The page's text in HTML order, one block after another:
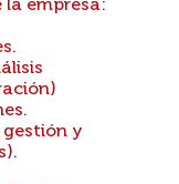
la empresa:
gestión y